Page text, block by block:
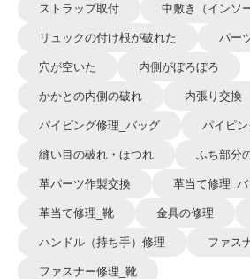
ストラップ取付 中敷き（インソ
リュックの付け根が破れた パー
穴が空いた 内側がぼろぼろ
かかとの内側の破れ 内張り交換
パイピング修理_バッグ パイピ
縫い目の破れ・ほつれ ふち部分
革パーツ作製交換 革当て修理_
革当て修理_靴 金具の修理
ハンドル（持ち手）修理 ファス
ファスナー修理_靴